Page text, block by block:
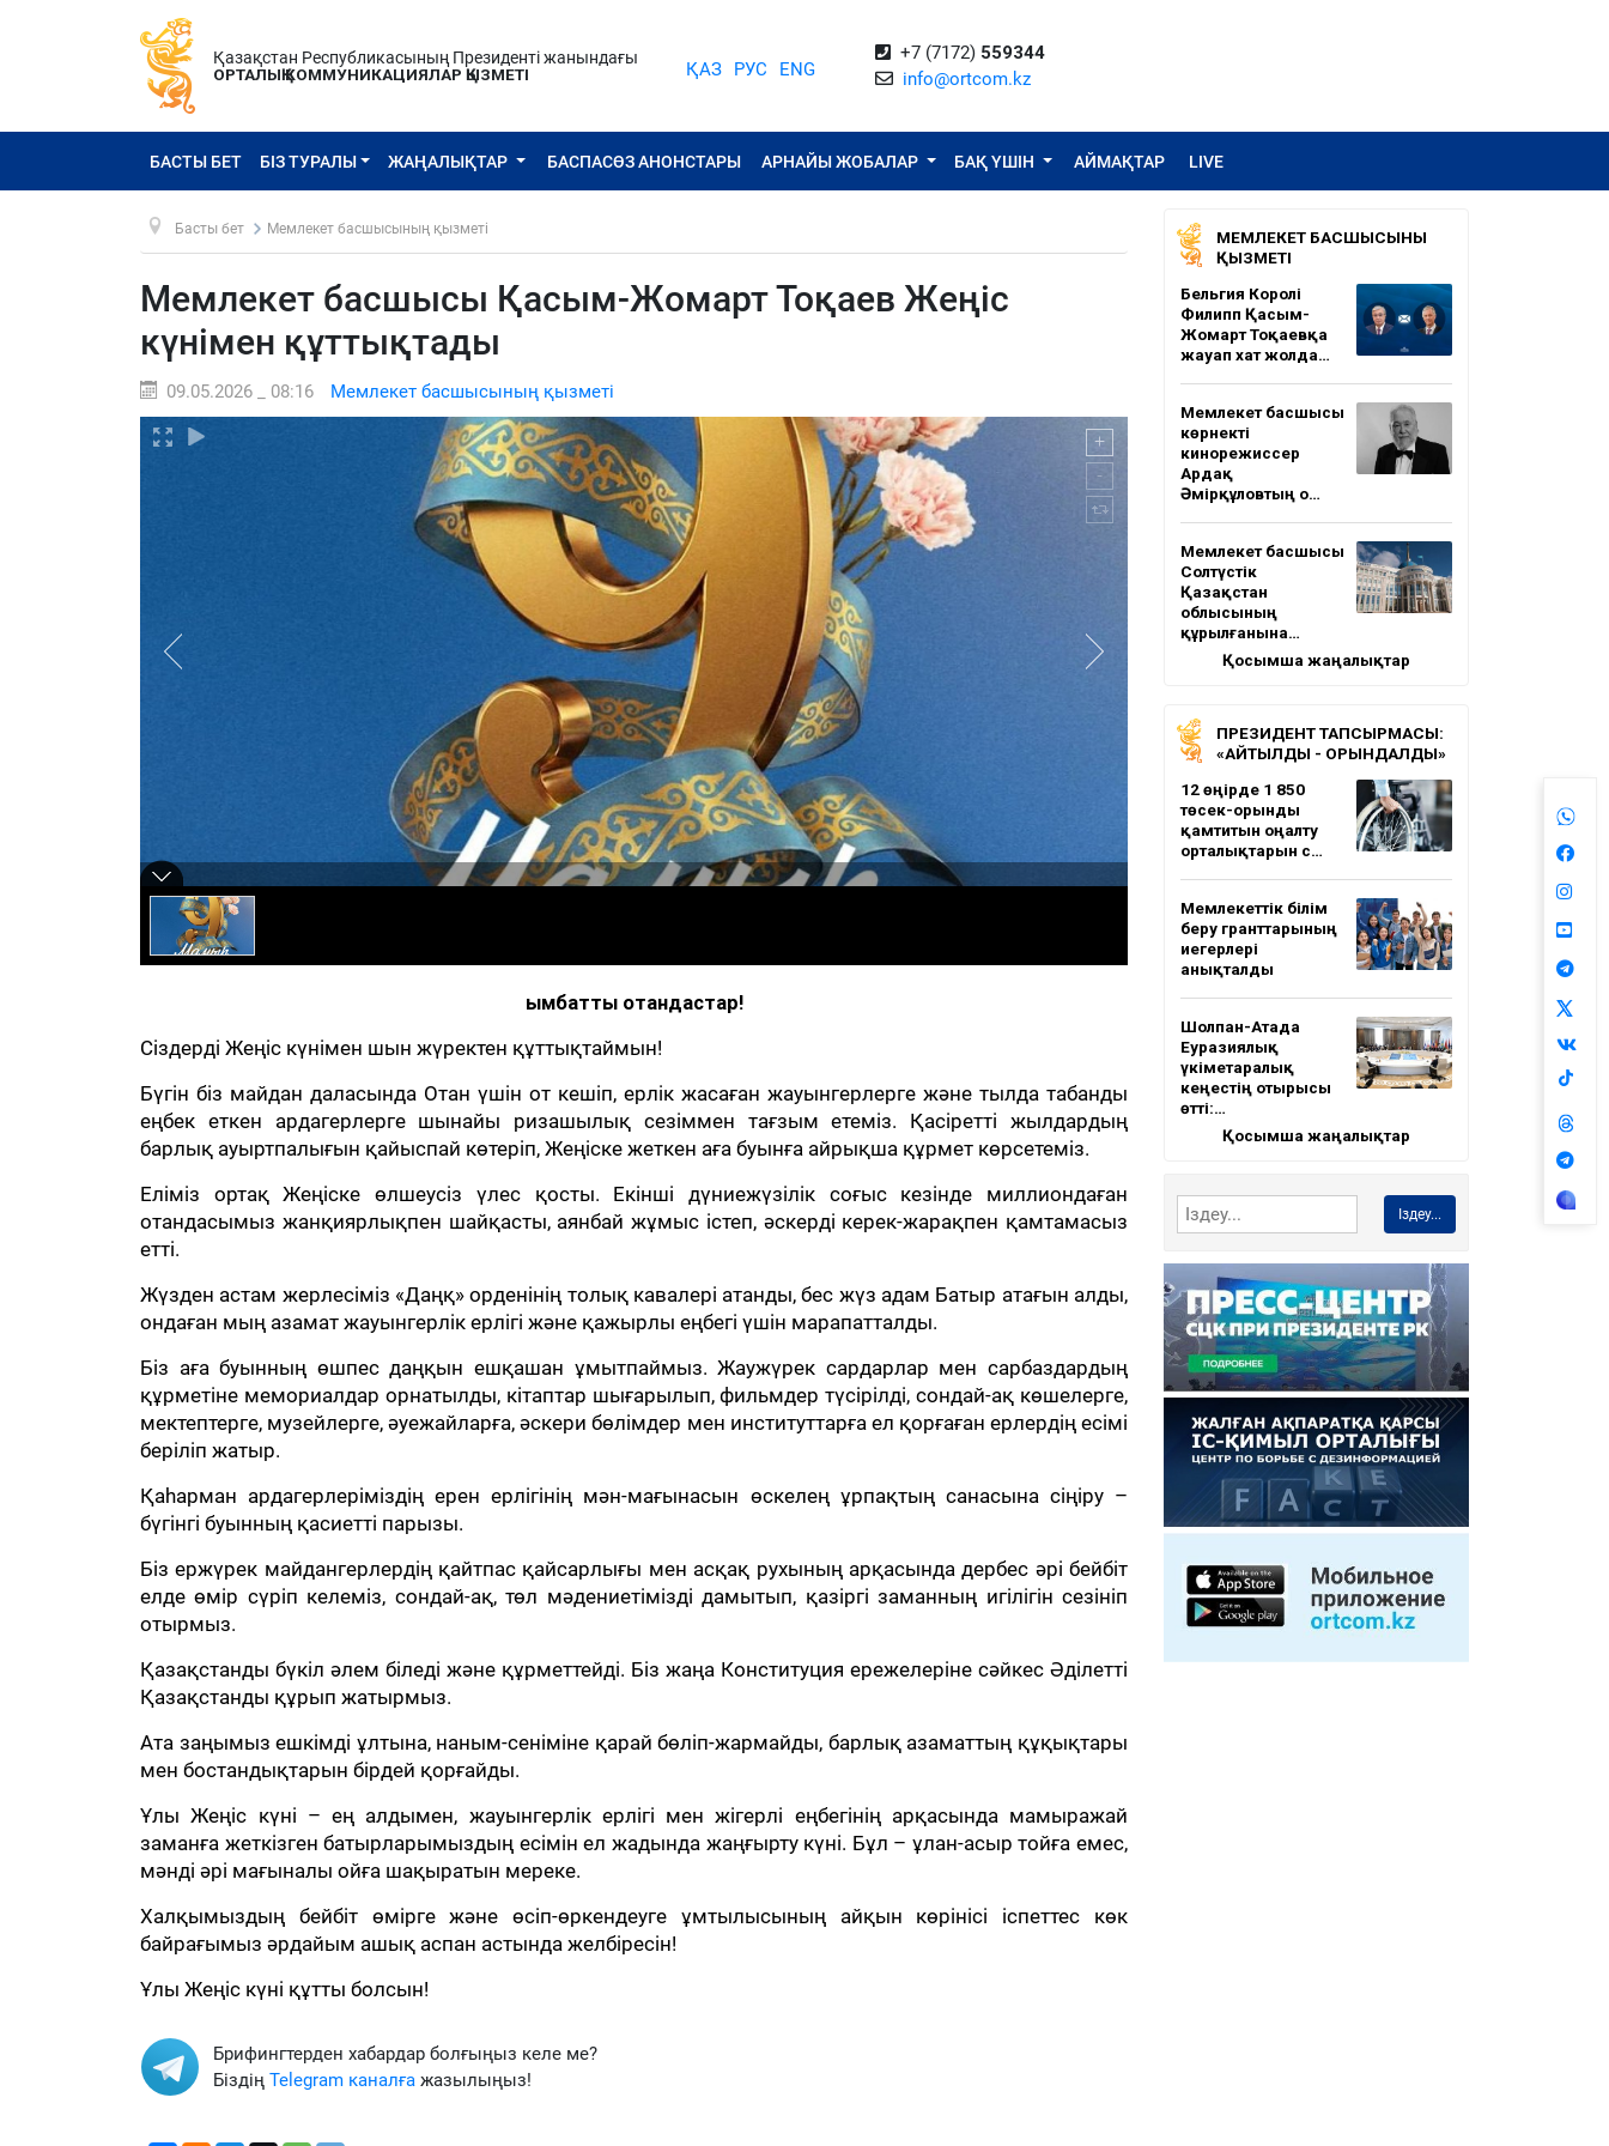
Қазақстан Республикасының Президенті жанындағы
ОРТАЛЫҚ КОММУНИКАЦИЯЛАР ҚЫЗМЕТІ
ҚАЗ РУС ENG
+7 (7172) 559344
info@ortcom.kz
БАСТЫ БЕТ БІЗ ТУРАЛЫ ЖАҢАЛЫҚТАР БАСПАСӨЗ АНОНСТАРЫ АРНАЙЫ ЖОБАЛАР БАҚ ҮШІН АЙМАҚТАР LIVE
Басты бет Мемлекет басшысының қызметі
Мемлекет басшысы Қасым-Жомарт Тоқаев Жеңіс
күнімен құттықтады
09.05.2026 _ 08:16 Мемлекет басшысының қызметі
Қымбатты отандастар!
Сіздерді Жеңіс күнімен шын жүректен құттықтаймын!
Бүгін біз майдан даласында Отан үшін от кешіп, ерлік жасаған жауынгерлерге және тылда табанды
еңбек еткен ардагерлерге шынайы ризашылық сезіммен тағзым етеміз. Қасіретті жылдардың
барлық ауыртпалығын қайыспай көтеріп, Жеңіске жеткен аға буынға айрықша құрмет көрсетеміз.
Еліміз ортақ Жеңіске өлшеусіз үлес қосты. Екінші дүниежүзілік соғыс кезінде миллиондаған
отандасымыз жанқиярлықпен шайқасты, аянбай жұмыс істеп, әскерді керек-жарақпен қамтамасыз
етті.
Жүзден астам жерлесіміз «Даңқ» орденінің толық кавалері атанды, бес жүз адам Батыр атағын алды,
ондаған мың азамат жауынгерлік ерлігі және қажырлы еңбегі үшін марапатталды.
Біз аға буынның өшпес даңқын ешқашан ұмытпаймыз. Жаужүрек сардарлар мен сарбаздардың
құрметіне мемориалдар орнатылды, кітаптар шығарылып, фильмдер түсірілді, сондай-ақ көшелерге,
мектептерге, музейлерге, әуежайларға, әскери бөлімдер мен институттарға ел қорғаған ерлердің есімі
беріліп жатыр.
Қаһарман ардагерлеріміздің ерен ерлігінің мән-мағынасын өскелең ұрпақтың санасына сіңіру –
бүгінгі буынның қасиетті парызы.
Біз ержүрек майдангерлердің қайтпас қайсарлығы мен асқақ рухының арқасында дербес әрі бейбіт
елде өмір сүріп келеміз, сондай-ақ, төл мәдениетімізді дамытып, қазіргі заманның игілігін сезініп
отырмыз.
Қазақстанды бүкіл әлем біледі және құрметтейді. Біз жаңа Конституция ережелеріне сәйкес Әділетті
Қазақстанды құрып жатырмыз.
Ата заңымыз ешкімді ұлтына, наным-сеніміне қарай бөліп-жармайды, барлық азаматтың құқықтары
мен бостандықтарын бірдей қорғайды.
Ұлы Жеңіс күні – ең алдымен, жауынгерлік ерлігі мен жігерлі еңбегінің арқасында мамыражай
заманға жеткізген батырларымыздың есімін ел жадында жаңғырту күні. Бұл – ұлан-асыр тойға емес,
мәнді әрі мағыналы ойға шақыратын мереке.
Халқымыздың бейбіт өмірге және өсіп-өркендеуге ұмтылысының айқын көрінісі іспеттес көк
байрағымыз әрдайым ашық аспан астында желбіресін!
Ұлы Жеңіс күні құтты болсын!
Брифингтерден хабардар болғыңыз келе ме?
Біздің Telegram каналға жазылыңыз!
МЕМЛЕКЕТ БАСШЫСЫНЫҢ
ҚЫЗМЕТІ
Бельгия Королі
Филипп Қасым-
Жомарт Тоқаевқа
жауап хат жолда…
Мемлекет басшысы
көрнекті
кинорежиссер
Ардақ
Әмірқұловтың о…
Мемлекет басшысы
Солтүстік
Қазақстан
облысының
құрылғанына…
Қосымша жаңалықтар
ПРЕЗИДЕНТ ТАПСЫРМАСЫ:
«АЙТЫЛДЫ - ОРЫНДАЛДЫ»
12 өңірде 1 850
төсек-орынды
қамтитын оңалту
орталықтарын с…
Мемлекеттік білім
беру гранттарының
иегерлері
анықталды
Шолпан-Атада
Еуразиялық
үкіметаралық
кеңестің отырысы
өтті:…
Қосымша жаңалықтар
Іздеу...